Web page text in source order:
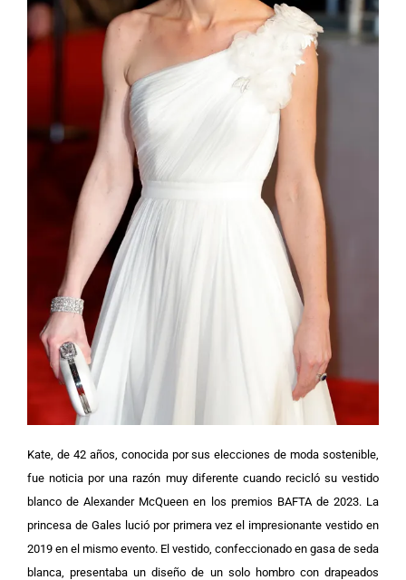
Kate, de 42 años, conocida por sus elecciones de moda sostenible,
fue noticia por una razón muy diferente cuando recicló su vestido
blanco de Alexander McQueen en los premios BAFTA de 2023. La
princesa de Gales lució por primera vez el impresionante vestido en
2019 en el mismo evento. El vestido, confeccionado en gasa de seda
blanca, presentaba un diseño de un solo hombro con drapeados